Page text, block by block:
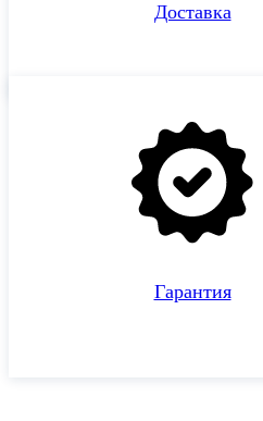
Доставка
Гарантия